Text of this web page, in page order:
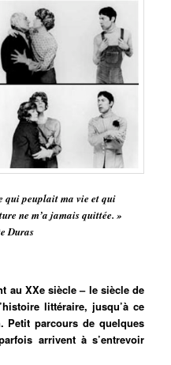
qui peuplait ma vie et qui
ne m’a jamais quittée. »
Duras
au XXe siècle – le siècle de
littéraire, jusqu’à ce
Petit parcours de quelques
arrivent à s’entrevoir